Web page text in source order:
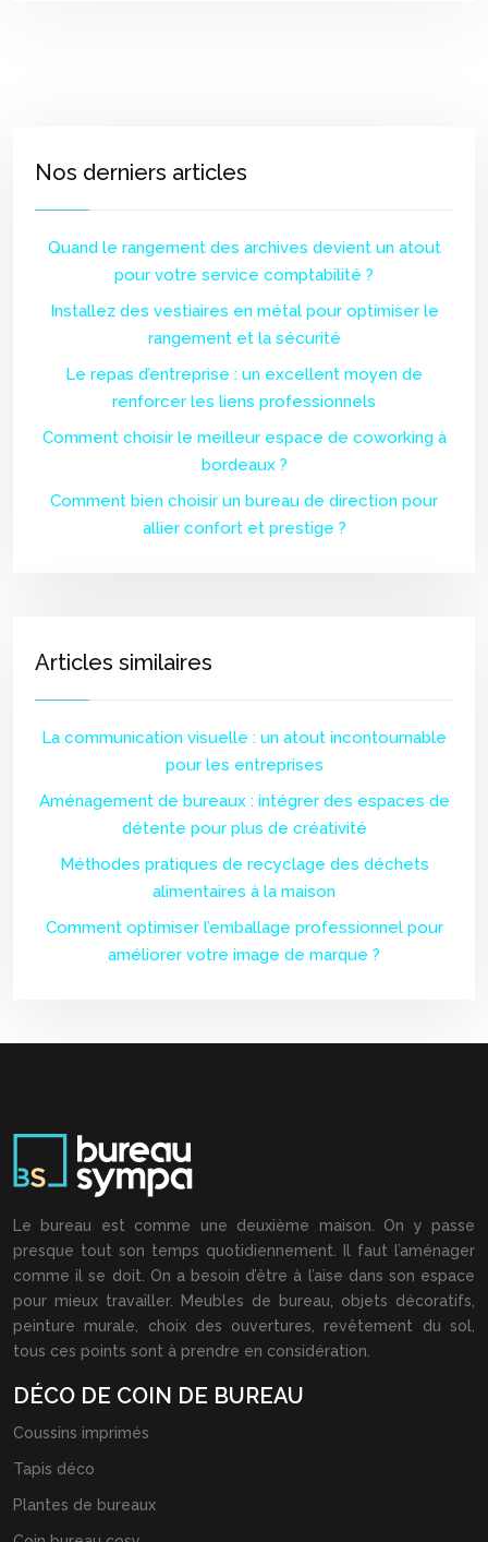
Nos derniers articles
Quand le rangement des archives devient un atout
pour votre service comptabilité ?
Installez des vestiaires en métal pour optimiser le
rangement et la sécurité
Le repas d’entreprise : un excellent moyen de
renforcer les liens professionnels
Comment choisir le meilleur espace de coworking à
bordeaux ?
Comment bien choisir un bureau de direction pour
allier confort et prestige ?
Articles similaires
La communication visuelle : un atout incontournable
pour les entreprises
Aménagement de bureaux : intégrer des espaces de
détente pour plus de créativité
Méthodes pratiques de recyclage des déchets
alimentaires à la maison
Comment optimiser l’emballage professionnel pour
améliorer votre image de marque ?
Le bureau est comme une deuxième maison. On y passe
presque tout son temps quotidiennement. Il faut l’aménager
comme il se doit. On a besoin d’être à l’aise dans son espace
pour mieux travailler. Meubles de bureau, objets décoratifs,
peinture murale, choix des ouvertures, revêtement du sol,
tous ces points sont à prendre en considération.
DÉCO DE COIN DE BUREAU
Coussins imprimés
Tapis déco
Plantes de bureaux